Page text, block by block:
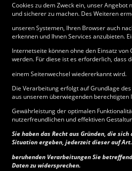
Cookies zu dem Zweck ein, unser
und sicherer zu machen. Des Weiteren
unseren Systemen, Ihren Browser auch
erkennen und Ihnen Services anzubieten.
Internetseite können ohne den Einsatz von
werden. Für diese ist es erforderlich, dass
einem Seitenwechsel wiedererkannt wird.
Die Verarbeitung erfolgt auf Grundlage des
aus unserem überwiegenden berechtigten
Gewährleistung der optimalen
nutzerfreundlichen und effektiven
Sie haben das Recht aus Gründen, die
Situation ergeben, jederzeit dieser auf Art.
beruhenden Verarbeitungen Sie
Daten zu widersprechen.